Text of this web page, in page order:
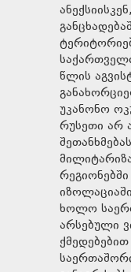
წლის
უკანონო
რუსეთი არ
ხოლო
არსებული